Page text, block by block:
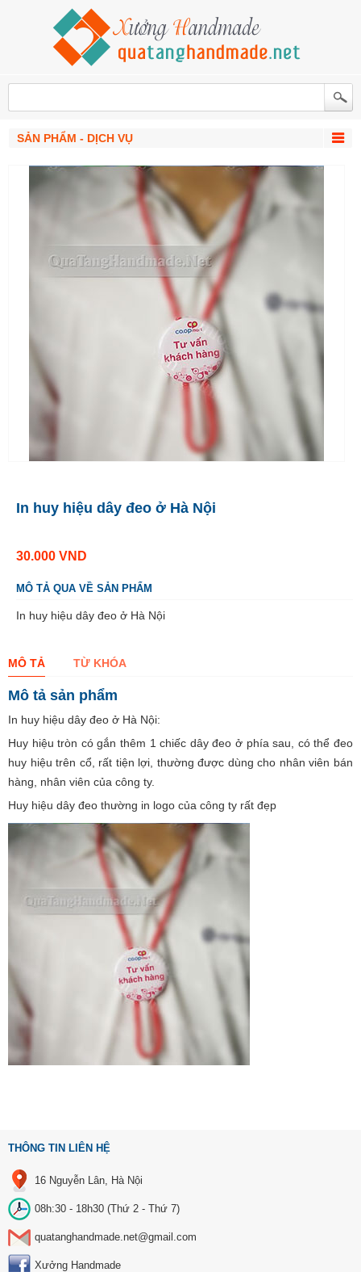
SẢN PHẨM - DỊCH VỤ
In huy hiệu dây đeo ở Hà Nội
30.000 VND
MÔ TẢ QUA VỀ SẢN PHẨM
In huy hiệu dây đeo ở Hà Nội
MÔ TẢ TỪ KHÓA
Mô tả sản phẩm
In huy hiệu dây đeo ở Hà Nội:
Huy hiệu tròn có gắn thêm 1 chiếc dây đeo ở phía sau, có thể đeo
huy hiệu trên cổ, rất tiện lợi, thường được dùng cho nhân viên bán
hàng, nhân viên của công ty.
Huy hiệu dây đeo thường in logo của công ty rất đẹp
THÔNG TIN LIÊN HỆ
16 Nguyễn Lân, Hà Nội
08h:30 - 18h30 (Thứ 2 - Thứ 7)
quatanghandmade.net@gmail.com
Xưởng Handmade